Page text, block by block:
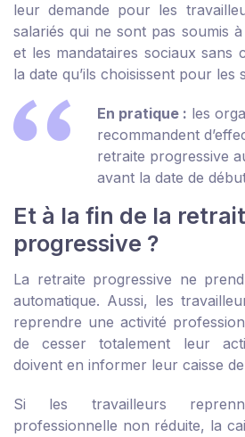
leur demande pour les
salariés qui ne sont pas soumis
et les mandataires sociaux sans
la date qu’ils choisissent pour les
En pratique : les
recommandent
retraite progressive
avant la date de
Et à la fin de la
progressive ?
La retraite progressive ne
automatique. Aussi, les
reprendre une activité
de cesser totalement leur
doivent en informer leur caisse
Si les travailleurs
professionnelle non réduite, la